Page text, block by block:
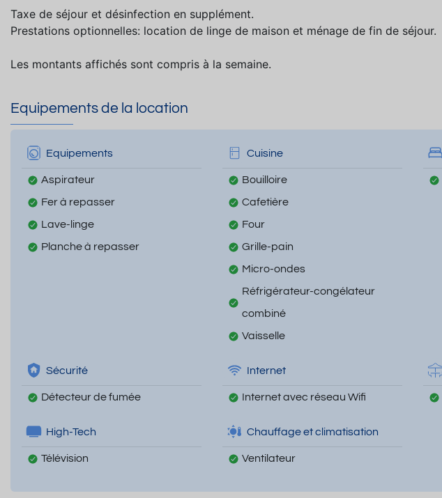
Taxe de séjour et désinfection en supplément.
Prestations optionnelles: location de linge de maison et ménage de fin de séjour.
Les montants affichés sont compris à la semaine.
Equipements de la location
Equipements
Aspirateur
Fer à repasser
Lave-linge
Planche à repasser
Cuisine
Bouilloire
Cafetière
Four
Grille-pain
Micro-ondes
Réfrigérateur-congélateur
combiné
Vaisselle
Sécurité
Détecteur de fumée
Internet
Internet avec réseau Wifi
High-Tech
Télévision
Chauffage et climatisation
Ventilateur